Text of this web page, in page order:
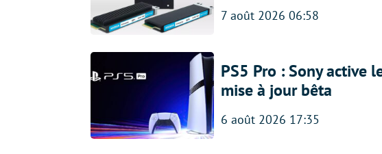
7 août 2026 06:58
PS5 Pro : Sony active
mise à jour bêta
6 août 2026 17:35